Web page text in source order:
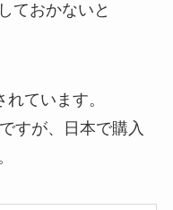
ておかないと
ています。
すが、日本で購入